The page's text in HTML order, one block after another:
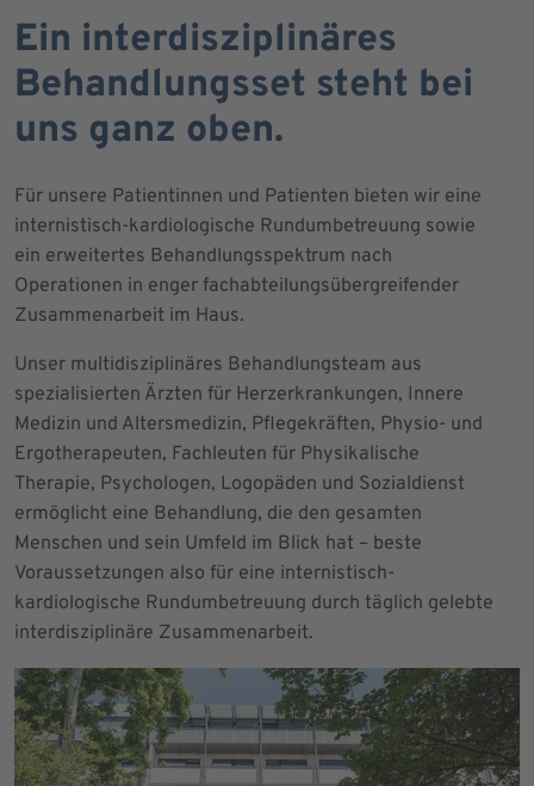
Ein interdisziplinäres
Behandlungsset steht bei
uns ganz oben.
Für unsere Patientinnen und Patienten bieten wir eine
internistisch-kardiologische Rundumbetreuung sowie
ein erweitertes Behandlungsspektrum nach
Operationen in enger fachabteilungsübergreifender
Zusammenarbeit im Haus.
Unser multidisziplinäres Behandlungsteam aus
spezialisierten Ärzten für Herzerkrankungen, Innere
Medizin und Altersmedizin, Pflegekräften, Physio- und
Ergotherapeuten, Fachleuten für Physikalische
Therapie, Psychologen, Logopäden und Sozialdienst
ermöglicht eine Behandlung, die den gesamten
Menschen und sein Umfeld im Blick hat – beste
Voraussetzungen also für eine internistisch-
kardiologische Rundumbetreuung durch täglich gelebte
interdisziplinäre Zusammenarbeit.